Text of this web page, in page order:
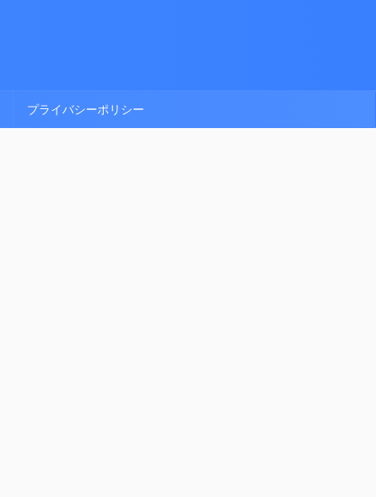
プライバシーポリシー